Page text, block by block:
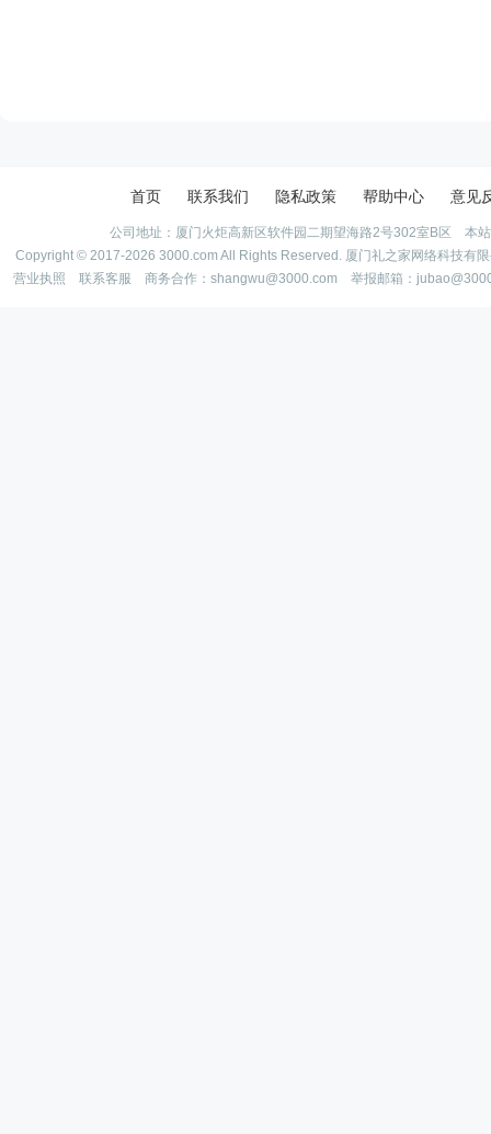
首页 联系我们 隐私政策 帮助中心 意见
公司地址：厦门火炬高新区软件园二期望海路2号302室B区 本
Copyright © 2017-2026 3000.com All Rights Reserved. 厦门礼之家网络科技有
营业执照
联系客服 商务合作：shangwu@3000.com 举报邮箱：